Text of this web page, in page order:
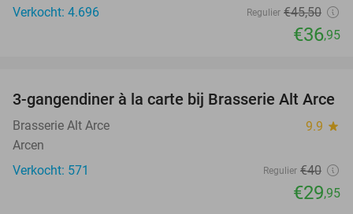
Verkocht: 4.696
Regulier €45,50
€36,95
25%
3-gangendiner à la carte bij Brasserie Alt Arce
Brasserie Alt Arce 9.9 star
Arcen
Verkocht: 571
Regulier €40
€29,95